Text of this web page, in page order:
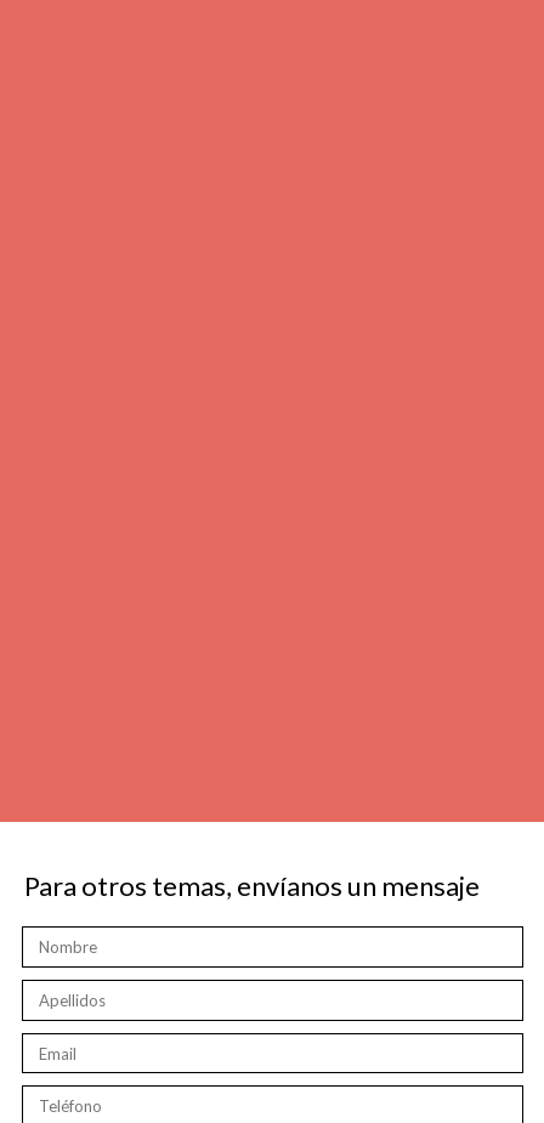
Para otros temas, envíanos un mensaje